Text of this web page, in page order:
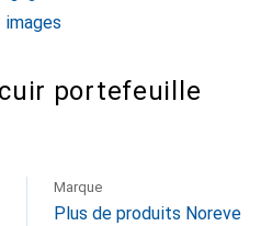
images
portefeuille
Marque
Plus de produits Noreve